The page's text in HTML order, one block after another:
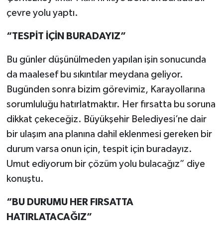
çevre yolu yaptı.
“TESPİT İÇİN BURADAYIZ”
Bu günler düşünülmeden yapılan işin sonucunda
da maalesef bu sıkıntılar meydana geliyor.
Bugünden sonra bizim görevimiz, Karayollarına
sorumluluğu hatırlatmaktır. Her fırsatta bu soruna
dikkat çekeceğiz. Büyükşehir Belediyesi’ne dair
bir ulaşım ana planına dahil eklenmesi gereken bir
durum varsa onun için, tespit için buradayız.
Umut ediyorum bir çözüm yolu bulacağız” diye
konuştu.
“BU DURUMU HER FIRSATTA
HATIRLATACAĞIZ”